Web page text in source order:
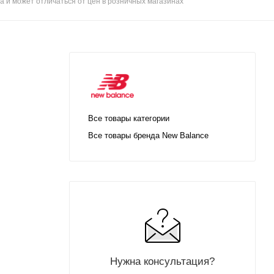
Все товары категории
Все товары бренда New Balance
Нужна консультация?